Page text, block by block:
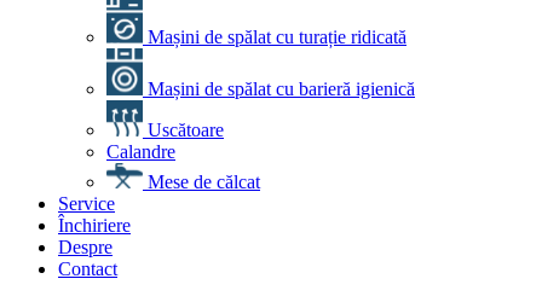
Mașini de spălat cu turație ridicată
Mașini de spălat cu barieră igienică
Uscătoare
Calandre
Mese de călcat
Service
Închiriere
Despre
Contact